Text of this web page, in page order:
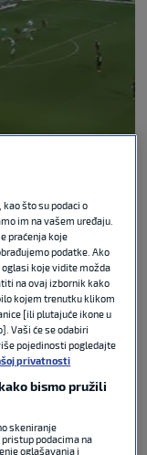
što su podaci o
im na vašem uređaju.
praćenja koje
podatke. Ako
oglasi koje vidite možda
na ovaj izbornik kako
kojem trenutku klikom
[ili plutajuće ikone u
Vaši će se odabiri
pojedinosti pogledajte
privatnosti
bismo pružili
skeniranje
podacima na
oglašavanja i